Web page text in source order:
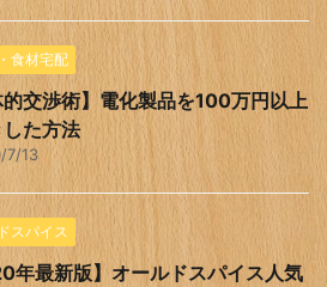
食材宅配
的交渉術】電化製品を100万円以上
た方法
7/13
スパイス
年最新版】オールドスパイス人気